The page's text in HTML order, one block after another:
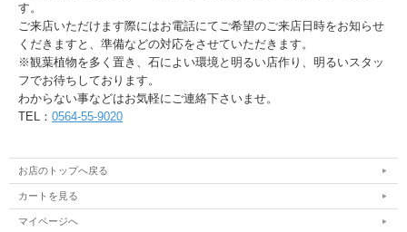
す。
ご来店いただけます際にはお電話にてご希望のご来店日時をお知らせ
くだきますと、準備などの対応をさせていただきます。
※観葉植物を多く置き、石によい環境と明るい店作り、明るいスタッ
フでお待ちしております。
わからない事などはお気軽にご連絡下さいませ。
TEL： 0564-55-9020
お店のトップへ戻る
カートを見る
マイページへ